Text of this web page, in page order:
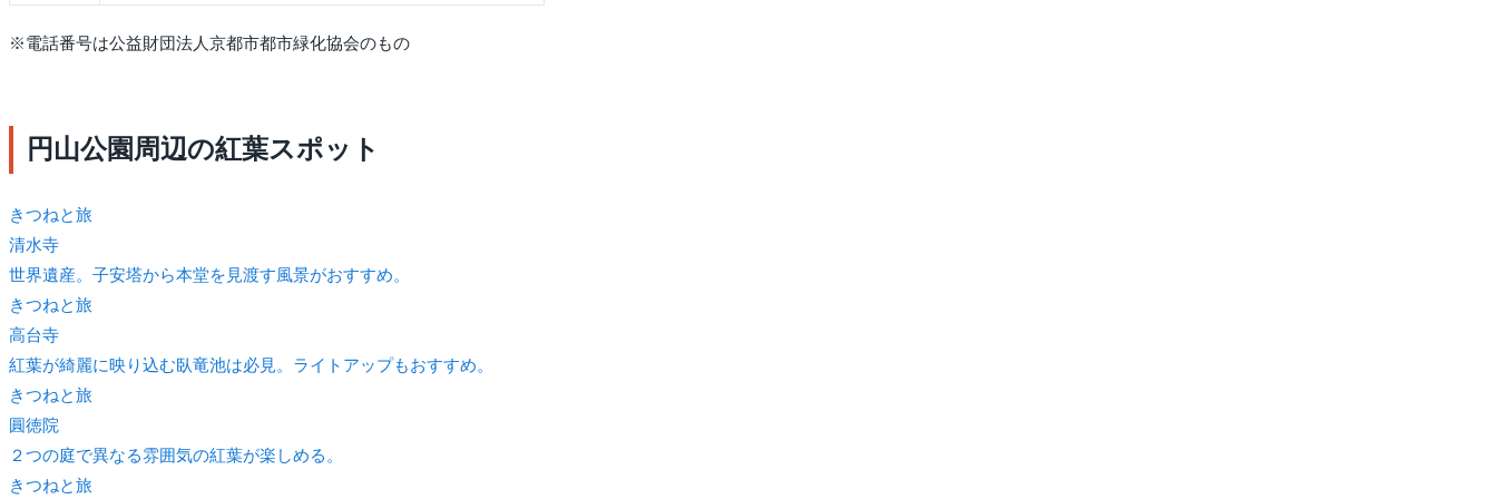
※電話番号は公益財団法人京都市都市緑化協会のもの
円山公園周辺の紅葉スポット
きつねと旅
清水寺
世界遺産。子安塔から本堂を見渡す風景がおすすめ。
きつねと旅
高台寺
紅葉が綺麗に映り込む臥竜池は必見。ライトアップもおすすめ。
きつねと旅
圓徳院
２つの庭で異なる雰囲気の紅葉が楽しめる。
きつねと旅